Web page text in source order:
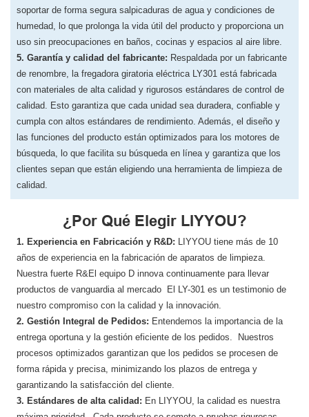
soportar de forma segura salpicaduras de agua y condiciones de
humedad, lo que prolonga la vida útil del producto y proporciona un
uso sin preocupaciones en baños, cocinas y espacios al aire libre.
5. Garantía y calidad del fabricante: Respaldada por un fabricante
de renombre, la fregadora giratoria eléctrica LY301 está fabricada
con materiales de alta calidad y rigurosos estándares de control de
calidad. Esto garantiza que cada unidad sea duradera, confiable y
cumpla con altos estándares de rendimiento. Además, el diseño y
las funciones del producto están optimizados para los motores de
búsqueda, lo que facilita su búsqueda en línea y garantiza que los
clientes sepan que están eligiendo una herramienta de limpieza de
calidad.
¿Por Qué Elegir LIYYOU?
1. Experiencia en Fabricación y R&D:
LIYYOU tiene más de 10
años de experiencia en la fabricación de aparatos de limpieza.
Nuestra fuerte R&El equipo D innova continuamente para llevar
productos de vanguardia al mercado El LY-301 es un testimonio de
nuestro compromiso con la calidad y la innovación.
2. Gestión Integral de Pedidos: Entendemos la importancia de la
entrega oportuna y la gestión eficiente de los pedidos. Nuestros
procesos optimizados garantizan que los pedidos se procesen de
forma rápida y precisa, minimizando los plazos de entrega y
garantizando la satisfacción del cliente.
3. Estándares de alta calidad: En LIYYOU, ​​la calidad es nuestra